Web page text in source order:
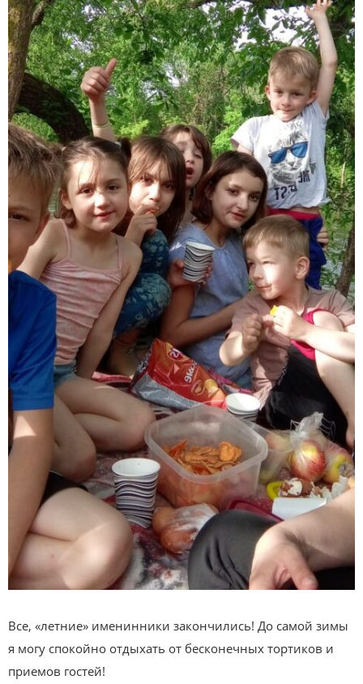
Все, «летние» именинники закончились! До самой зимы
я могу спокойно отдыхать от бесконечных тортиков и
приемов гостей!